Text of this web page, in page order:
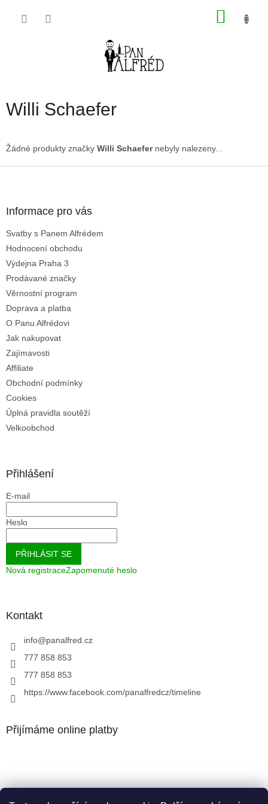
Willi Schaefer
Žádné produkty značky Willi Schaefernebyly nalezeny...
Informace pro vás
Svatby s Panem Alfrédem
Hodnocení obchodu
Výdejna Praha 3
Prodávané značky
Věrnostní program
Doprava a platba
O Panu Alfrédovi
Jak nakupovat
Zajímavosti
Affiliate
Obchodní podmínky
Cookies
Úplná pravidla soutěží
Velkoobchod
Přihlášení
E-mail
Heslo
PŘIHLÁSIT SE
Nová registraceZapomenuté heslo
Kontakt
info@panalfred.cz
777 858 853
777 858 853
https://www.facebook.com/panalfredcz/timeline
Přijímáme online platby